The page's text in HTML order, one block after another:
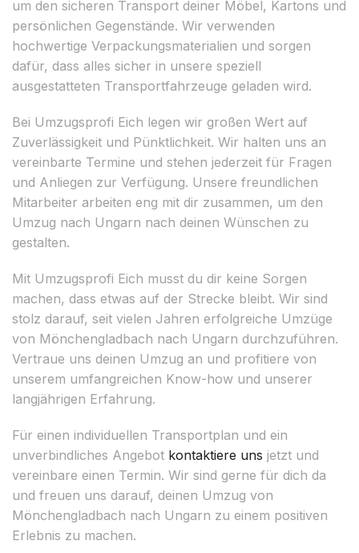
um den sicheren Transport deiner Möbel, Kartons und
persönlichen Gegenstände. Wir verwenden
hochwertige Verpackungsmaterialien und sorgen
dafür, dass alles sicher in unsere speziell
ausgestatteten Transportfahrzeuge geladen wird.
Bei Umzugsprofi Eich legen wir großen Wert auf
Zuverlässigkeit und Pünktlichkeit. Wir halten uns an
vereinbarte Termine und stehen jederzeit für Fragen
und Anliegen zur Verfügung. Unsere freundlichen
Mitarbeiter arbeiten eng mit dir zusammen, um den
Umzug nach Ungarn nach deinen Wünschen zu
gestalten.
Mit Umzugsprofi Eich musst du dir keine Sorgen
machen, dass etwas auf der Strecke bleibt. Wir sind
stolz darauf, seit vielen Jahren erfolgreiche Umzüge
von Mönchengladbach nach Ungarn durchzuführen.
Vertraue uns deinen Umzug an und profitiere von
unserem umfangreichen Know-how und unserer
langjährigen Erfahrung.
Für einen individuellen Transportplan und ein
unverbindliches Angebot kontaktiere uns jetzt und
vereinbare einen Termin. Wir sind gerne für dich da
und freuen uns darauf, deinen Umzug von
Mönchengladbach nach Ungarn zu einem positiven
Erlebnis zu machen.